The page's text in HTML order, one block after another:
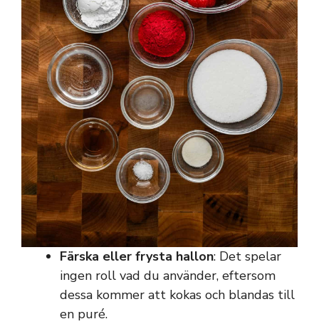
Färska eller frysta hallon: Det spelar
ingen roll vad du använder, eftersom
dessa kommer att kokas och blandas till
en puré.